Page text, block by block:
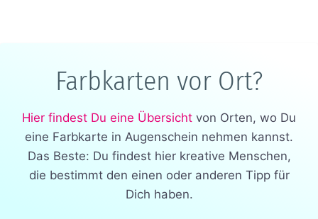
Farbkarten vor Ort?
Hier findest Du eine Übersicht von Orten, wo Du
eine Farbkarte in Augenschein nehmen kannst.
Das Beste: Du findest hier kreative Menschen,
die bestimmt den einen oder anderen Tipp für
Dich haben.